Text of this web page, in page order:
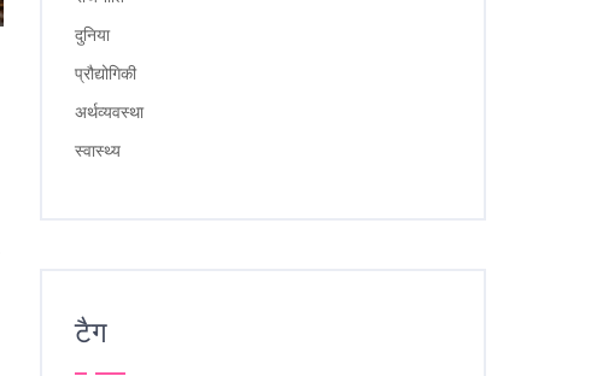
दुनिया
प्रौद्योगिकी
अर्थव्यवस्था
स्वास्थ्य
टैग